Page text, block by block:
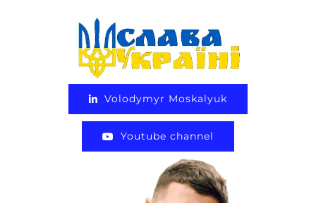
Volodymyr Moskalyuk
Youtube channel